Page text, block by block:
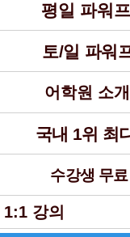
평일 파워
토/일 파워
어학원 소
국내 1위 최
수강생 무
1:1 강의